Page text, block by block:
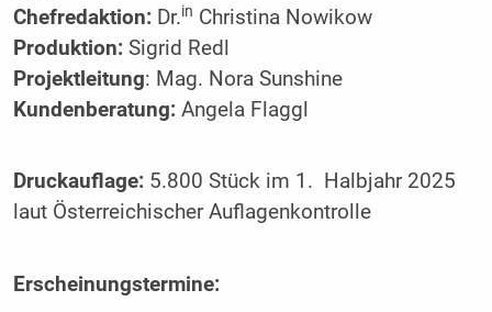
Chefredaktion: Dr.in Christina Nowikow
Produktion:Sigrid Redl
Projektleitung: Mag. Nora Sunshine
Kundenberatung:Angela Flaggl
Druckauflage: 5.800 Stück im 1. Halbjahr 2025
laut Österreichischer Auflagenkontrolle
Erscheinungstermine: